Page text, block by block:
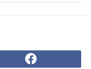
Compartir